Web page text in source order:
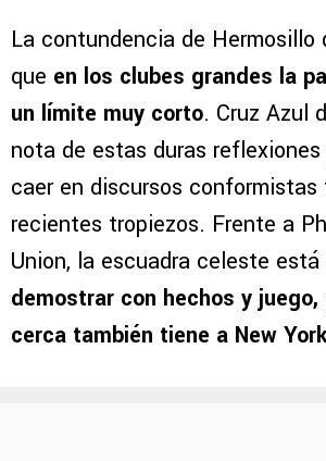
La contundencia de Hermosillo
que en los clubes grandes la
un límite muy corto. Cruz Azul
nota de estas duras
caer en discursos conformistas
recientes tropiezos. Frente a
Union, la escuadra celeste
demostrar con hechos y juego,
cerca también tiene a New